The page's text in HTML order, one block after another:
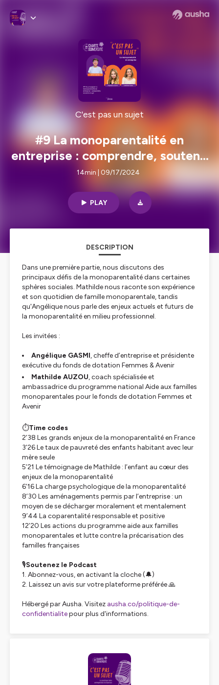
C'est pas un sujet
#9 La monoparentalité en
entreprise : comprendre, soutenir
et agir
14min | 09/17/2024
PLAY
DESCRIPTION
Dans une première partie, nous discutons des
principaux défis de la monoparentalité dans certaines
sphères sociales. Mathilde nous raconte son expérience
et son quotidien de famille monoparentale, tandis
qu'Angélique nous parle des enjeux actuels et futurs de
la monoparentalité en milieu professionnel.
Les invitées :
Angélique GASMI, cheffe d’entreprise et présidente
exécutive du fonds de dotation Femmes & Avenir
Mathilde AUZOU, coach spécialisée et
ambassadrice du programme national Aide aux familles
monoparentales pour le fonds de dotation Femmes et
Avenir
⏱️Time codes
2’38 Les grands enjeux de la monoparentalité en France
3’26 Le taux de pauvreté des enfants habitant avec leur
mère seule
5’21 Le témoignage de Mathilde : l’enfant au cœur des
enjeux de la monoparentalité
6’16 La charge psychologique de la monoparentalité
8’30 Les aménagements permis par l’entreprise : un
moyen de se décharger moralement et mentalement
9’44 La coparentalité responsable et positive
12’20 Les actions du programme aide aux familles
monoparentales et lutte contre la précarisation des
familles françaises
🎙Soutenez le Podcast
1. Abonnez-vous, en activant la cloche (🔔)
2. Laissez un avis sur votre plateforme préférée 🙏
Hébergé par Ausha. Visitez ausha.co/politique-de-
confidentialitepour plus d'informations.